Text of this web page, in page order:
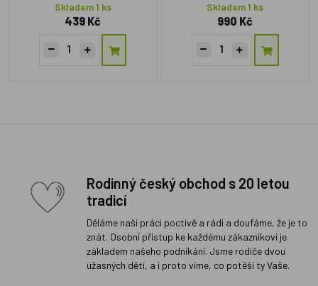
Skladem 1 ks
439 Kč
Skladem 1 ks
990 Kč
Rodinný český obchod s 20 letou
tradicí
Děláme naši práci poctivě a rádi a doufáme, že je to
znát. Osobní přístup ke každému zákazníkovi je
základem našeho podnikání. Jsme rodiče dvou
úžasných dětí, a i proto víme, co potěší ty Vaše.